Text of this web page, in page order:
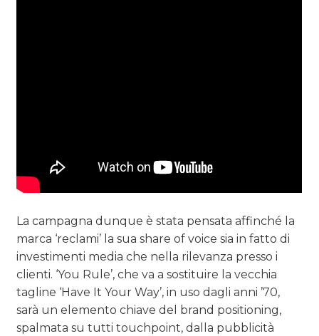
La campagna dunque è stata pensata affinché la
marca ‘reclami’ la sua share of voice sia in fatto di
investimenti media che nella rilevanza presso i
clienti. ‘You Rule’, che va a sostituire la vecchia
tagline ‘Have It Your Way’, in uso dagli anni ’70,
sarà un elemento chiave del brand positioning,
spalmata su tutti touchpoint, dalla pubblicità